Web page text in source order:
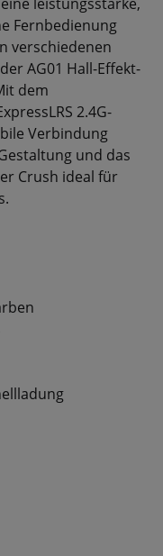
Fernbedienung
verschiedenen
AG01 Hall-Effekt-
dem
2.4G-
Verbindung
und das
Crush ideal für